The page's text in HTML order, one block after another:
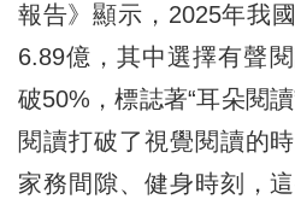
報告》顯示，2025年我
6.89億，其中選擇有聲
破50%，標誌著“耳朵閱
閱讀打破了視覺閱讀的
家務間隙、健身時刻，